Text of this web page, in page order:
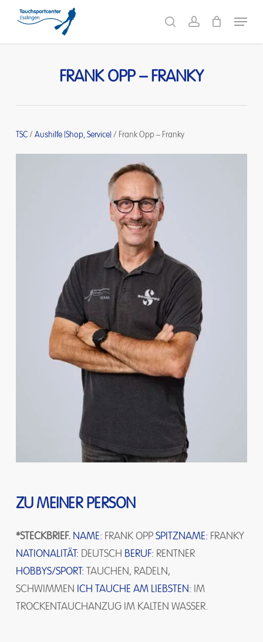
main
searchaccount
Menu
FRANK OPP – FRANKY
TSC/ Aushilfe (Shop, Service)/ Frank Opp – Franky
ZU MEINER PERSON
*STECKBRIEF. NAME: FRANK OPP SPITZNAME: FRANKY
NATIONALITÄT: DEUTSCH BERUF: RENTNER
HOBBYS/SPORT: TAUCHEN, RADELN,
SCHWIMMEN ICH TAUCHE AM LIEBSTEN: IM
TROCKENTAUCHANZUG IM KALTEN WASSER.